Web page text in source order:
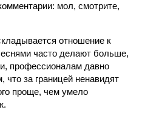
мол, смотрите,
отношение к
часто делают больше,
профессионалам давно
что за границей ненавидят
проще, чем умело